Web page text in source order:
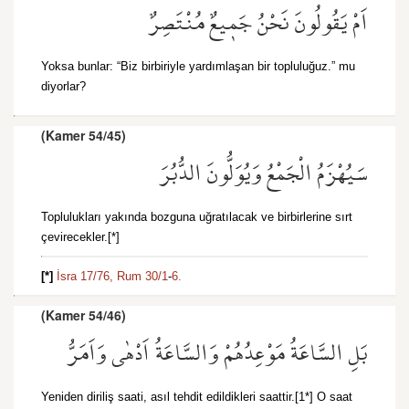
اَمْ يَقُولُونَ نَحْنُ جَم۪يعٌ مُنْتَصِرٌ
Yoksa bunlar: “Biz birbiriyle yardımlaşan bir topluluğuz.” mu
diyorlar?
(Kamer 54/45)
سَيُهْزَمُ الْجَمْعُ وَيُوَلُّونَ الدُّبُرَ
Toplulukları yakında bozguna uğratılacak ve birbirlerine sırt
çevirecekler.[*]
[*] İsra 17/76, Rum 30/1-6.
(Kamer 54/46)
بَلِ السَّاعَةُ مَوْعِدُهُمْ وَالسَّاعَةُ اَدْهٰى وَاَمَرُّ
Yeniden diriliş saati, asıl tehdit edildikleri saattir.[1*] O saat